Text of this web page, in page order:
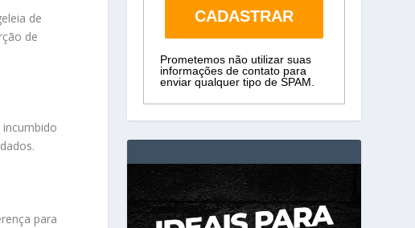
de
de
para
CADASTRAR
Prometemos não utilizar suas
informações de contato para
enviar qualquer tipo de SPAM.